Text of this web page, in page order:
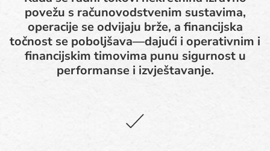
povežu s računovodstvenim sustavima,
operacije se odvijaju brže, a financijska
točnost se poboljšava—dajući i operativnim i
financijskim timovima punu sigurnost u
performanse i izvještavanje.